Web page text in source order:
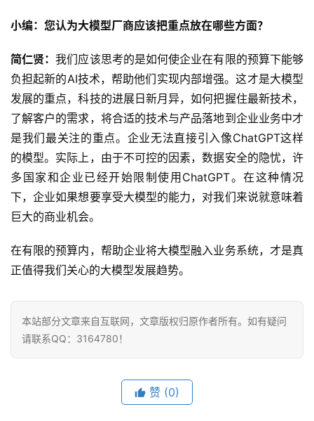
小编：您认为大模型厂商应该把重点放在哪些方面？
简仁贤：我们应该思考的是如何使企业在有限的预算下能够
负担起新的AI技术，帮助他们实现内部增强。这才是大模型
发展的重点，科技的进展日新月异，如何把握住最新技术，
了解客户的需求，将合适的技术与产品落地到企业业务中才
是我们最关注的重点。企业无法直接引入像ChatGPT这样
的模型。实际上，由于不可控的因素，数据安全的隐忧，许
多国家和企业已经开始限制使用ChatGPT。在这种情况
下，企业如果想要享受大模型的能力，对我们来说就意味着
巨大的商业机会。
在有限的预算内，帮助企业将大模型融入业务系统，才是真
正值得我们关心的大模型发展趋势。
本站部分文章来自互联网，文章版权归原作者所有。如有疑问
请联系QQ：3164780！
赞 (0)